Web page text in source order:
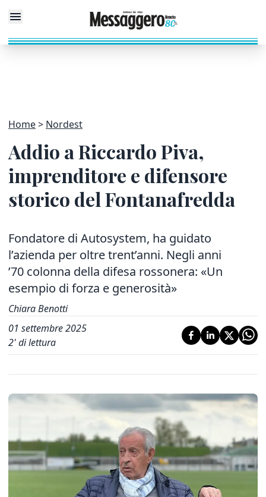
Home Nordest
Addio a Riccardo Piva,
imprenditore e difensore
storico del Fontanafredda
Fondatore di Autosystem, ha guidato
l’azienda per oltre trent’anni. Negli anni
’70 colonna della difesa rossonera: «Un
esempio di forza e generosità»
Chiara Benotti
01 settembre 2025
2' di lettura